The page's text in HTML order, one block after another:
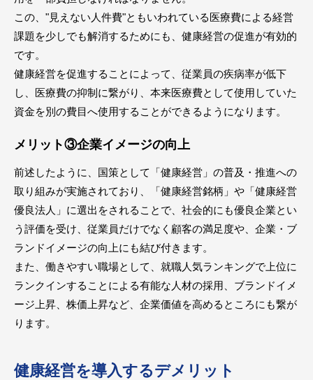
この、"見えない人件費"ともいわれている医療費による経営
課題を少しでも解消するためにも、健康経営の促進が有効的
です。
健康経営を促進することによって、従業員の疾病率が低下
し、医療費の抑制に繋がり、本来医療費として使用していた
資金を別の費目へ使用することができるようになります。
メリット③企業イメージの向上
前述したように、国策として「健康経営」の普及・推進への
取り組みが実施されており、「健康経営銘柄」や「健康経営
優良法人」に選出をされることで、社会的にも優良企業とい
う評価を受け、従業員だけでなく顧客の満足度や、企業・ブ
ランドイメージの向上にも結び付きます。
また、働きやすい職場として、就職人気ランキングで上位に
ランクインすることによる有能な人材の採用、ブランドイメ
ージ上昇、株価上昇など、企業価値を高めるところにも繋が
ります。
健康経営を導入するデメリット